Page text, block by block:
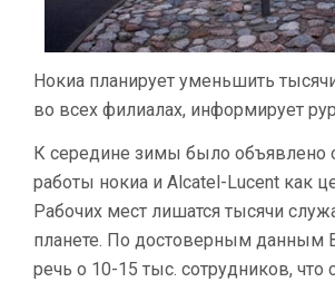
Нокиа планирует уменьшить
во всех филиалах, информирует
К середине зимы было объявлено
работы нокиа и Alcatel-Lucent как
Рабочих мест лишатся тысячи
планете. По достоверным данным
речь о 10-15 тыс. сотрудников, что